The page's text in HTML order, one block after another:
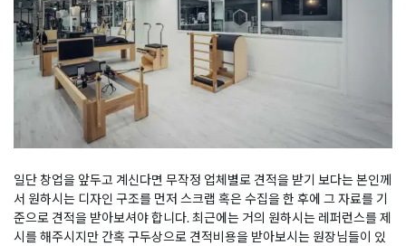
일단 창업을 앞두고 계신다면 무작정 업체별로 견적을 받기 보다는 본인께
서 원하시는 디자인 구조를 먼저 스크랩 혹은 수집을 한 후에 그 자료를 기
준으로 견적을 받아보셔야 합니다. 최근에는 거의 원하시는 레퍼런스를 제
시를 해주시지만 간혹 구두상으로 견적비용을 받아보시는 원장님들이 있